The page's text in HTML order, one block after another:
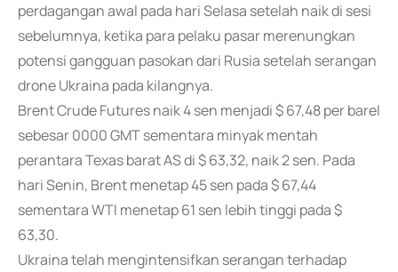
perdagangan awal pada hari Selasa setelah naik di sesi
sebelumnya, ketika para pelaku pasar merenungkan
potensi gangguan pasokan dari Rusia setelah serangan
drone Ukraina pada kilangnya.
Brent Crude Futures naik 4 sen menjadi $ 67,48 per barel
sebesar 0000 GMT sementara minyak mentah
perantara Texas barat AS di $ 63,32, naik 2 sen. Pada
hari Senin, Brent menetap 45 sen pada $ 67,44
sementara WTI menetap 61 sen lebih tinggi pada $
63,30.
Ukraina telah mengintensifkan serangan terhadap